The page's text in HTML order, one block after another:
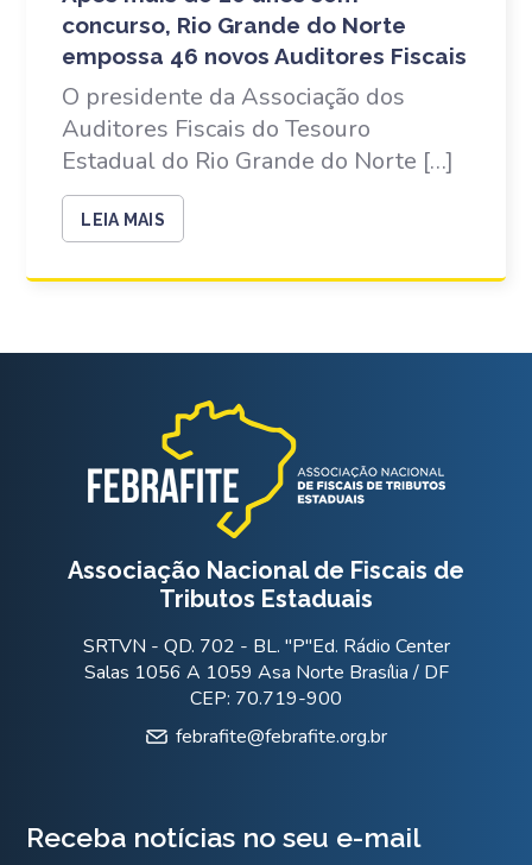
concurso, Rio Grande do Norte
empossa 46 novos Auditores Fiscais
O presidente da Associação dos
Auditores Fiscais do Tesouro
Estadual do Rio Grande do Norte […]
LEIA MAIS
Associação Nacional de Fiscais de
Tributos Estaduais
SRTVN - QD. 702 - BL. "P"Ed. Rádio Center
Salas 1056 A 1059 Asa Norte Brasília / DF
CEP: 70.719-900
febrafite@febrafite.org.br
Receba notícias no seu e-mail